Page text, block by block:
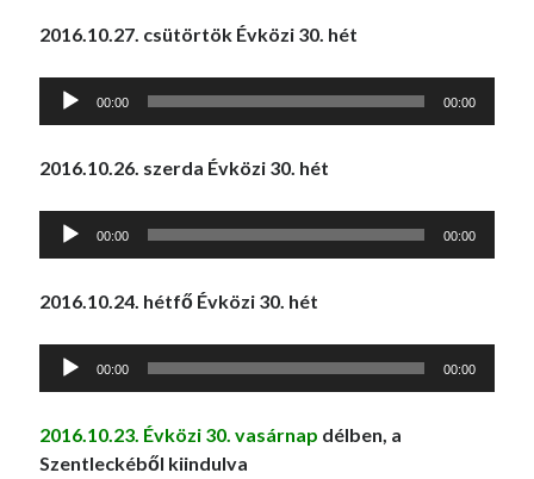
2016.10.27. csütörtök Évközi 30. hét
Audió
00:00 00:00
2016.10.26. szerda Évközi 30. hét
Audió
00:00 00:00
2016.10.24. hétfő Évközi 30. hét
Audió
00:00 00:00
2016.10.23. Évközi 30. vasárnap délben, a
Szentleckéből kiindulva